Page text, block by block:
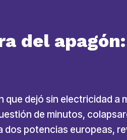
del
que dejó sin electricidad a
de minutos,
dos potencias europeas,